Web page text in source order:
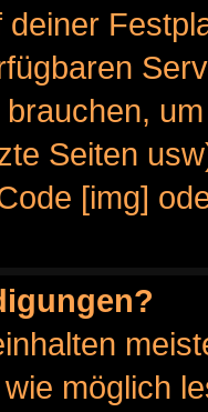
deiner
Seiten
[img]
möglich